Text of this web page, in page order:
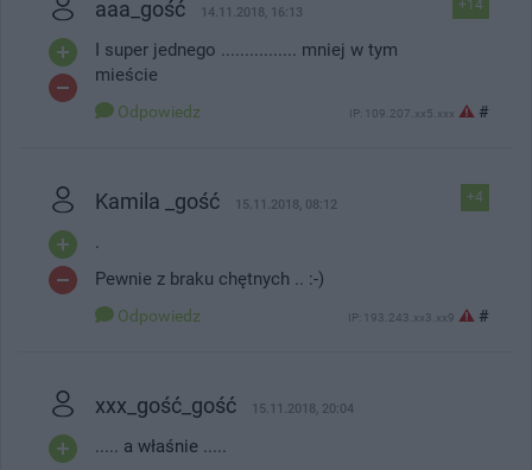
+14
aaa_gość 14.11.2018, 16:13
I super jednego ................ mniej w tym
mieście
Odpowiedz IP: 109.207.xx5.xxx #
+4
Kamila _gość 15.11.2018, 08:12
.
Pewnie z braku chętnych .. :-)
Odpowiedz IP: 193.243.xx3.xx9 #
xxx_gość_gość 15.11.2018, 20:04
..... a właśnie .....